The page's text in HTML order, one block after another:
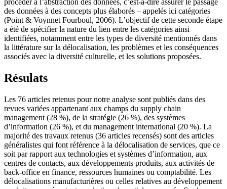
des données à des concepts plus élaborés – appelés ici catégories
(Point & Voynnet Fourboul, 2006). L’objectif de cette seconde étape
a été de spécifier la nature du lien entre les catégories ainsi
identifiées, notamment entre les types de diversité mentionnés dans
la littérature sur la délocalisation, les problèmes et les conséquences
associés avec la diversité culturelle, et les solutions proposées.
Résulats
Les 76 articles retenus pour notre analyse sont publiés dans des
revues variées appartenant aux champs du supply chain
management (28 %), de la stratégie (26 %), des systèmes
d’information (26 %), et du management international (20 %). La
majorité des travaux retenus (36 articles recensés) sont des articles
généralistes qui font référence à la délocalisation de services, que ce
soit par rapport aux technologies et systèmes d’information, aux
centres de contacts, aux développements produits, aux activités de
back-office en finance, ressources humaines ou comptabilité. Les
délocalisations manufacturières ou celles relatives au développement